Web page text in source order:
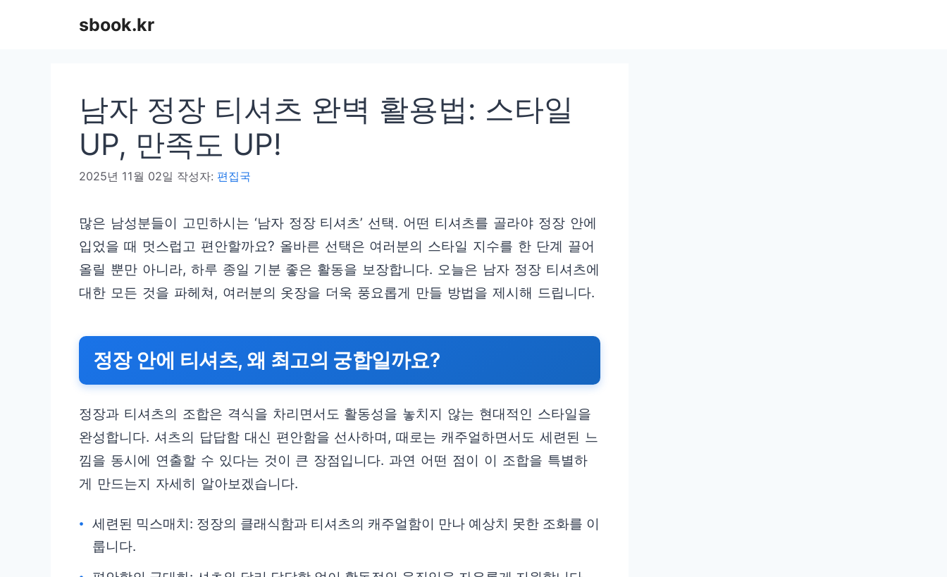
sbook.kr
남자 정장 티셔츠 완벽 활용법: 스타일
UP, 만족도 UP!
2025년 11월 02일 작성자: 편집국
많은 남성분들이 고민하시는 ‘남자 정장 티셔츠’ 선택. 어떤 티셔츠를 골라야 정장 안에
입었을 때 멋스럽고 편안할까요? 올바른 선택은 여러분의 스타일 지수를 한 단계 끌어
올릴 뿐만 아니라, 하루 종일 기분 좋은 활동을 보장합니다. 오늘은 남자 정장 티셔츠에
대한 모든 것을 파헤쳐, 여러분의 옷장을 더욱 풍요롭게 만들 방법을 제시해 드립니다.
정장 안에 티셔츠, 왜 최고의 궁합일까요?
정장과 티셔츠의 조합은 격식을 차리면서도 활동성을 놓치지 않는 현대적인 스타일을
완성합니다. 셔츠의 답답함 대신 편안함을 선사하며, 때로는 캐주얼하면서도 세련된 느
낌을 동시에 연출할 수 있다는 것이 큰 장점입니다. 과연 어떤 점이 이 조합을 특별하
게 만드는지 자세히 알아보겠습니다.
세련된 믹스매치: 정장의 클래식함과 티셔츠의 캐주얼함이 만나 예상치 못한 조화를 이
룹니다.